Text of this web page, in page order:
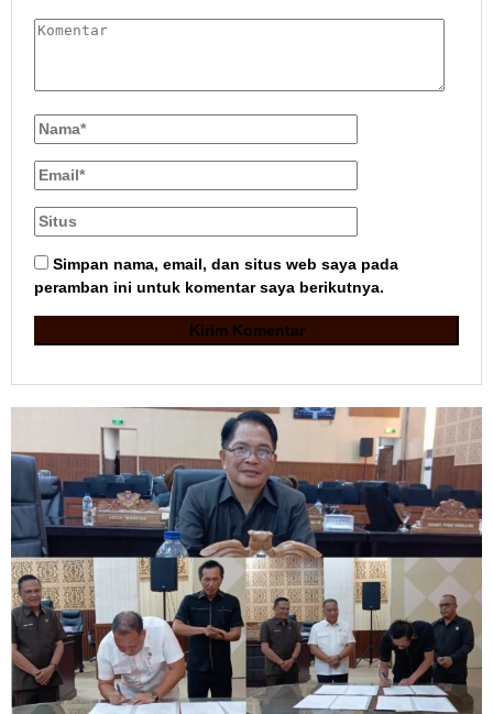
Simpan nama, email, dan situs web saya pada
peramban ini untuk komentar saya berikutnya.